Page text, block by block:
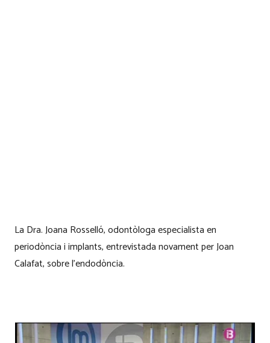
La Dra. Joana Rosselló, odontòloga especialista en
periodòncia i implants, entrevistada novament per Joan
Calafat, sobre l’endodòncia.